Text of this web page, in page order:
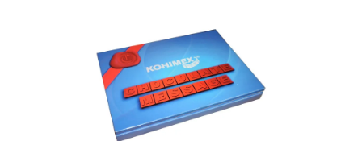
FUNKČNÍ ČOKOLÁDA